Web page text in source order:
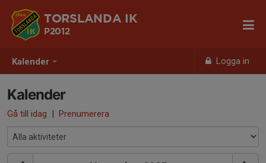
Kalender Logga in
TORSLANDA IK
P2012
Kalender
Gå till idag | Prenumerera